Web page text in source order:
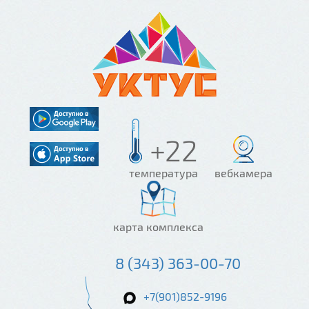
+22
температура вебкамера
карта комплекса
8 (343) 363-00-70
+7(901)852-9196